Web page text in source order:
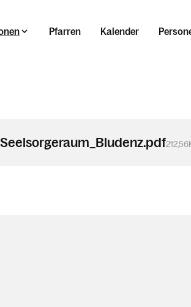
Pfarren Kalender